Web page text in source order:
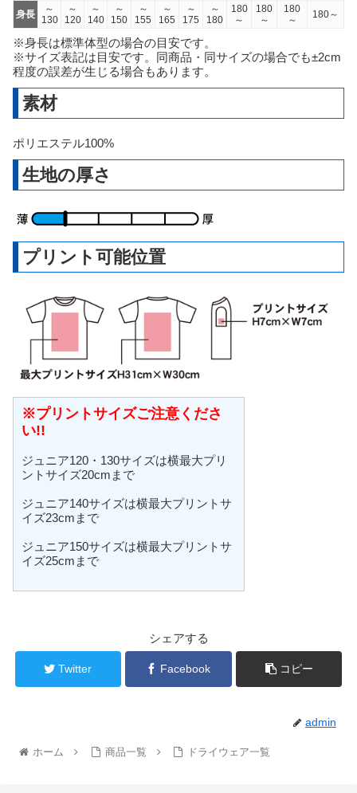
身長
～
130
～
120
～
140
～
150
～
155
～
165
～
175
～
180
180
～
180
～
180
～
180～
※身長は標準体型の場合の目安です。
※サイズ表記は目安です。同商品・同サイズの場合でも±2cm
程度の誤差が生じる場合もあります。
素材
ポリエステル100%
生地の厚さ
プリント可能位置
※プリントサイズご注意くださ
い!!
ジュニア120・130サイズは横最大プリ
ントサイズ20cmまで
ジュニア140サイズは横最大プリントサ
イズ23cmまで
ジュニア150サイズは横最大プリントサ
イズ25cmまで
シェアする
Twitter Facebook コピー
admin
ホーム 商品一覧 ドライウェア一覧